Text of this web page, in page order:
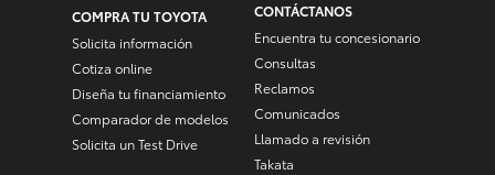
COMPRA TU TOYOTA
Solicita información
Cotiza online
Diseña tu financiamiento
Comparador de modelos
Solicita un Test Drive
CONTÁCTANOS
Encuentra tu concesionario
Consultas
Reclamos
Comunicados
Llamado a revisión
Takata